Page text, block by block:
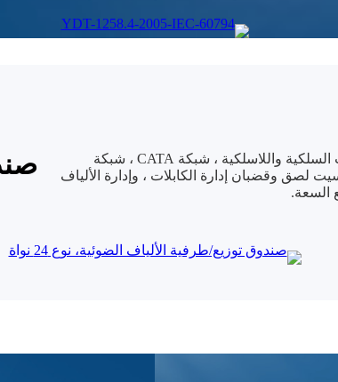
يستخدم على نطاق واسع في شبكة FTTH ، شبكة الاتصالات السلكية واللاسلكية ، شبكة CATA ، شبكة
لصق وقضبان إدارة الكابلات ، وإدارة الألياف
السعة.